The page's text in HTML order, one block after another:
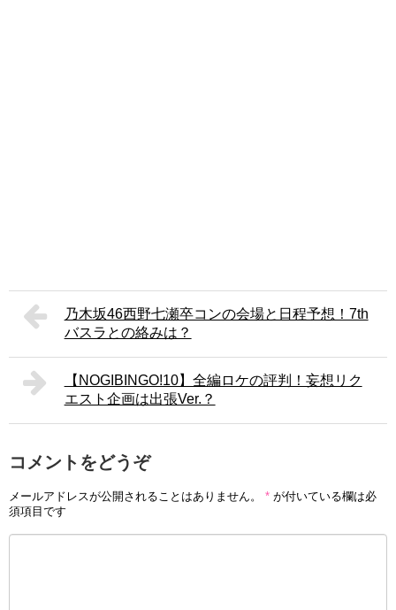
乃木坂46西野七瀬卒コンの会場と日程予想！7th
バスラとの絡みは？
【NOGIBINGO!10】全編ロケの評判！妄想リク
エスト企画は出張Ver.？
コメントをどうぞ
メールアドレスが公開されることはありません。 * が付いている欄は必
須項目です